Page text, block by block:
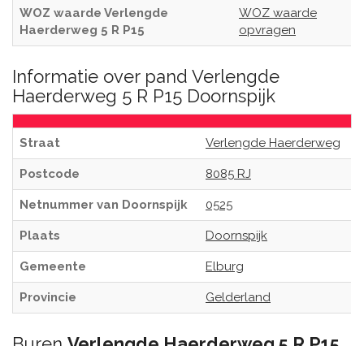
WOZ waarde Verlengde
Haerderweg 5 R P15
WOZ waarde
opvragen
Informatie over pand Verlengde
Haerderweg 5 R P15 Doornspijk
Straat Verlengde Haerderweg
Postcode 8085 RJ
Netnummer van Doornspijk 0525
Plaats Doornspijk
Gemeente Elburg
Provincie Gelderland